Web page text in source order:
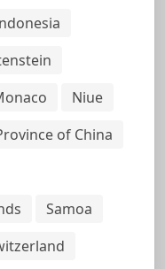
Niue
of China
Samoa